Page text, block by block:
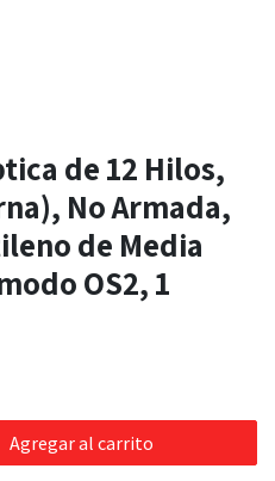
de 12 Hilos,
No Armada,
de Media
OS2, 1
Agregar al carrito